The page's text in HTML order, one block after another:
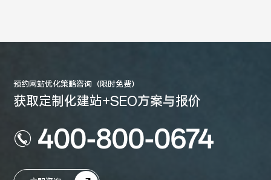
预约网站优化策略咨询（限时免费）
获取定制化建站+SEO方案与报价
400-800-0674